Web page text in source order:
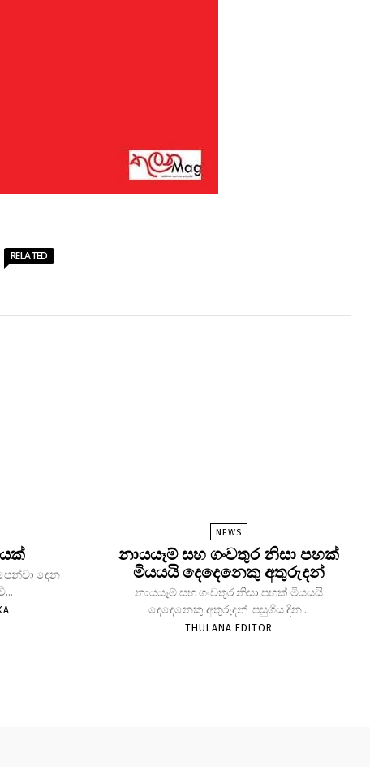
RELATED
දෙන
NEWS
නායයෑම් සහ ගංවතුර නිසා පහක්
මියයයි දෙදෙනෙකු අතුරුදන්
නායයෑම් සහ ගංවතුර නිසා පහක් මියයයි
දෙදෙනෙකු අතුරුදන් පසුගිය දින...
THULANA EDITOR